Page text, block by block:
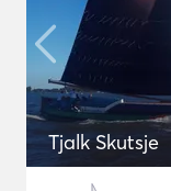
Tjalk Skutsje